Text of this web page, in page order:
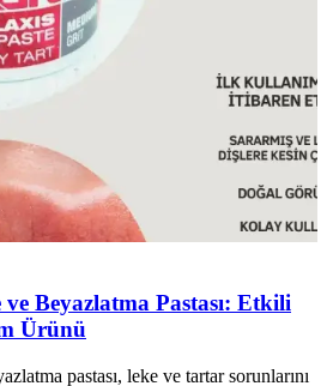
Beyazlatma Pastası: Etkili
Ürünü
pastası, leke ve tartar sorunlarını